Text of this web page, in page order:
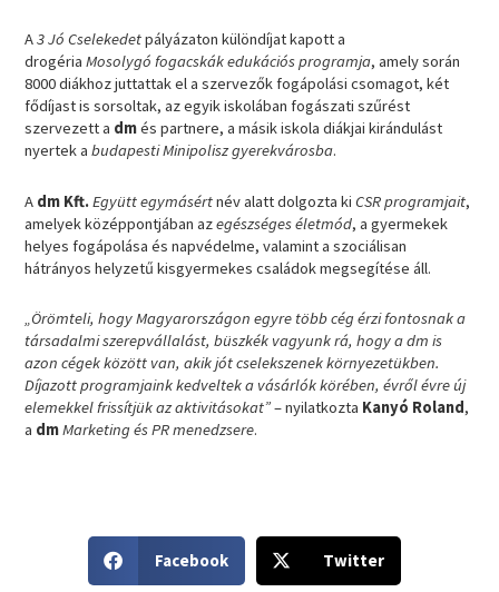
A3 Jó Cselekedetpályázaton különdíjat kapott a
drogériaMosolygó fogacskák edukációs programja, amely során
8000 diákhoz juttattak el a szervezők fogápolási csomagot, két
fődíjast is sorsoltak, az egyik iskolában fogászati szűrést
szervezett a dmés partnere, a másik iskola diákjai kirándulást
nyertek abudapesti Minipolisz gyerekvárosba.
A dm Kft.Együtt egymásértnév alatt dolgozta kiCSR programjait,
amelyek középpontjában azegészséges életmód, a gyermekek
helyes fogápolása és napvédelme, valamint a szociálisan
hátrányos helyzetű kisgyermekes családok megsegítése áll.
„Örömteli, hogy Magyarországon egyre több cég érzi fontosnak a
társadalmi szerepvállalást, büszkék vagyunk rá, hogy a dm is
azon cégek között van, akik jót cselekszenek környezetükben.
Díjazott programjaink kedveltek a vásárlók körében, évről évre új
elemekkel frissítjük az aktivitásokat”– nyilatkozta Kanyó Roland,
a dmMarketing és PR menedzsere.
h
Facebook
h
Twitter